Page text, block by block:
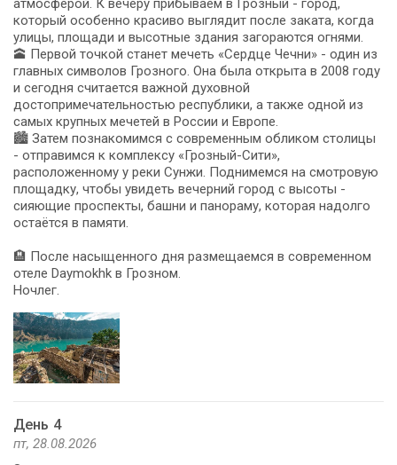
который особенно красиво выглядит после заката, когда
улицы, площади и высотные здания загораются огнями.
🕋 Первой точкой станет мечеть «Сердце Чечни» - один из
главных символов Грозного. Она была открыта в 2008 году
и сегодня считается важной духовной
достопримечательностью республики, а также одной из
самых крупных мечетей в России и Европе.
🏙️ Затем познакомимся с современным обликом столицы
- отправимся к комплексу «Грозный-Сити»,
расположенному у реки Сунжи. Поднимемся на смотровую
площадку, чтобы увидеть вечерний город с высоты -
сияющие проспекты, башни и панораму, которая надолго
остаётся в памяти.
🏨 После насыщенного дня размещаемся в современном
отеле Daymokhk в Грозном.
Ночлег.
День 4
пт, 28.08.2026